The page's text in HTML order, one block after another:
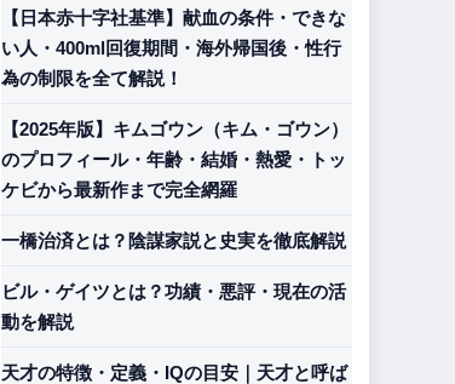
【日本赤十字社基準】献血の条件・できな
い人・400ml回復期間・海外帰国後・性行
為の制限を全て解説！
【2025年版】キムゴウン（キム・ゴウン）
のプロフィール・年齢・結婚・熱愛・トッ
ケビから最新作まで完全網羅
一橋治済とは？陰謀家説と史実を徹底解説
ビル・ゲイツとは？功績・悪評・現在の活
動を解説
天才の特徴・定義・IQの目安｜天才と呼ば